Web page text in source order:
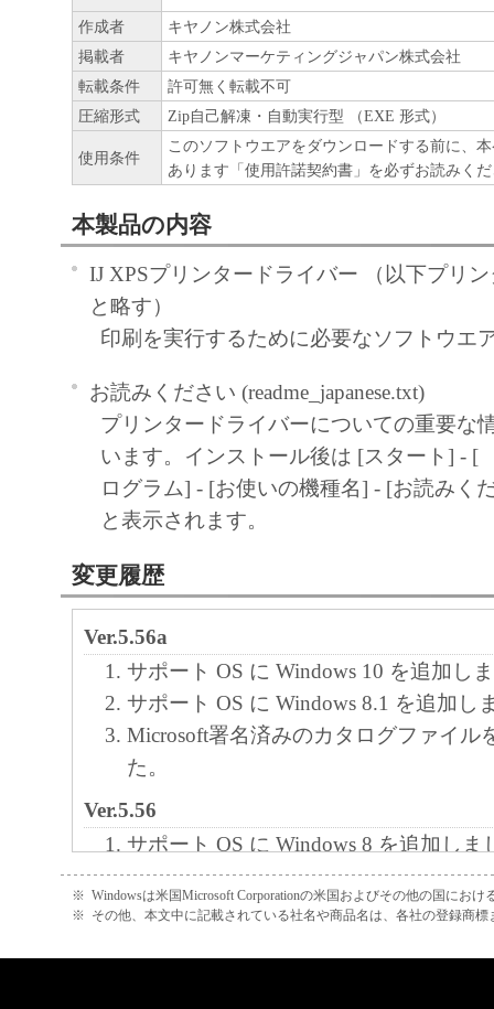
作成者
キヤノン株式会社
掲載者
キヤノンマーケティングジャパン株式会社
転載条件
許可無く転載不可
圧縮形式
Zip自己解凍・自動実行型 （EXE 形式）
使用条件
このソフトウエアをダウンロードする前に、
あります「使用許諾契約書」を必ずお読みく
本製品の内容
IJ XPSプリンタードライバー （以下プリ
と略す）
印刷を実行するために必要なソフトウエ
お読みください (readme_japanese.txt)
プリンタードライバーについての重要な
います。インストール後は [スタート] - [
ログラム] - [お使いの機種名] - [お読みく
と表示されます。
変更履歴
Ver.5.56a
サポート OS に Windows 10 を追加し
サポート OS に Windows 8.1 を追加し
Microsoft署名済みのカタログファイル
た。
Ver.5.56
サポート OS に Windows 8 を追加しま
Ver.5.50
新規リリース
※ Windowsは米国Microsoft Corporationの米国およびその他の国におけ
※ その他、本文中に記載されている社名や商品名は、各社の登録商標